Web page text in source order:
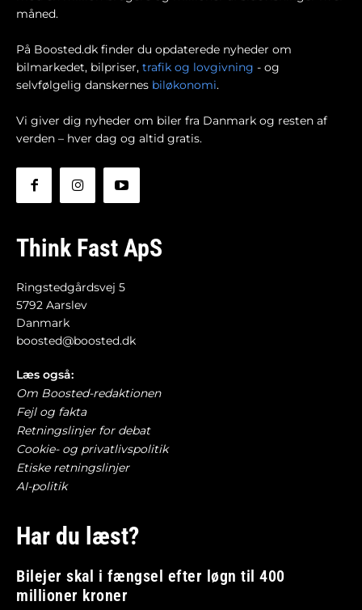
måned.
På Boosted.dk finder du opdaterede nyheder om
bilmarkedet, bilpriser, trafik og lovgivning - og
selvfølgelig danskernes biløkonomi.
Vi giver dig nyheder om biler fra Danmark og resten af
verden – hver dag og altid gratis.
Think Fast ApS
Ringstedgårdsvej 5
5792 Aarslev
Danmark
boosted@boosted.dk
Læs også:
Om Boosted-redaktionen
Fejl og fakta
Retningslinjer for debat
Cookie- og privatlivspolitik
Etiske retningslinjer
AI-politik
Har du læst?
Bilejer skal i fængsel efter løgn til 400
millioner kroner